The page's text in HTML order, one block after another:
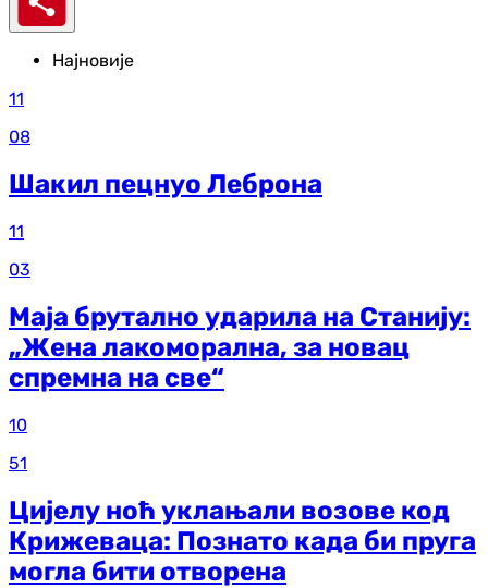
Најновије
11
08
Шакил пецнуо Леброна
11
03
Маја брутално ударила на Станију:
„Жена лакоморална, за новац
спремна на све“
10
51
Цијелу ноћ уклањали возове код
Крижеваца: Познато када би пруга
могла бити отворена